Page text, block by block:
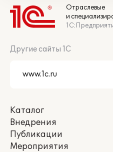
Отраслевые
и
Другие сайты 1С
Каталог
Внедрения
Публикации
Мероприятия